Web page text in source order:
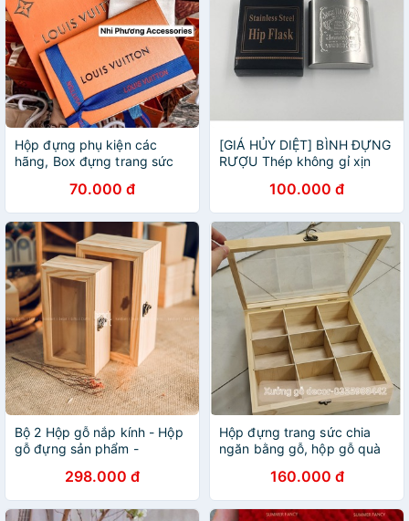
Hộp đựng phụ kiện các
hãng, Box đựng trang sức
70.000 đ
[GIÁ HỦY DIỆT] BÌNH ĐỰNG
RƯỢU Thép không gỉ xịn
100.000 đ
Bộ 2 Hộp gỗ nắp kính - Hộp
gỗ đựng sản phẩm -
298.000 đ
Hộp đựng trang sức chia
ngăn bằng gỗ, hộp gỗ quà
160.000 đ